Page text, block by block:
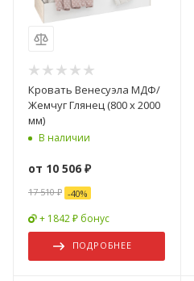
Кровать Венесуэла МДФ/
Жемчуг Глянец (800 х 2000
мм)
В наличии
от 10 506 ₽
17 510 ₽ -40%
+ 1842 ₽ бонус
ПОДРОБНЕЕ